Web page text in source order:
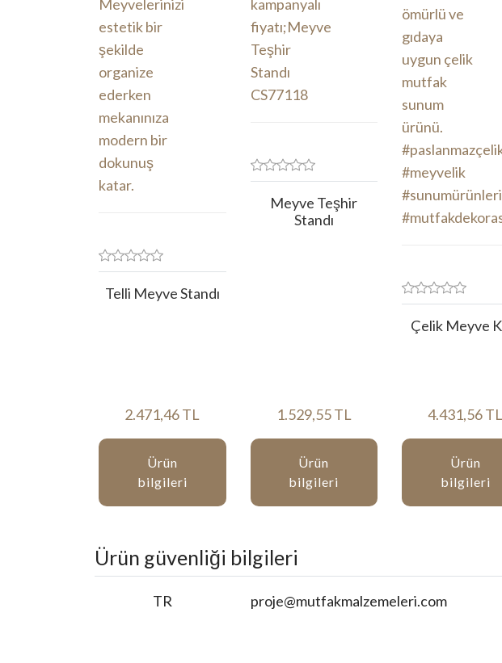
Telli Meyve Standı
2.471,46 TL
Ürün
bilgileri
Meyve Teşhir
Standı
1.529,55 TL
Ürün
bilgileri
Çelik Meyve
4.431,56 TL
Ürün
bilgileri
Ürün güvenliği bilgileri
TR proje@mutfakmalzemeleri.com